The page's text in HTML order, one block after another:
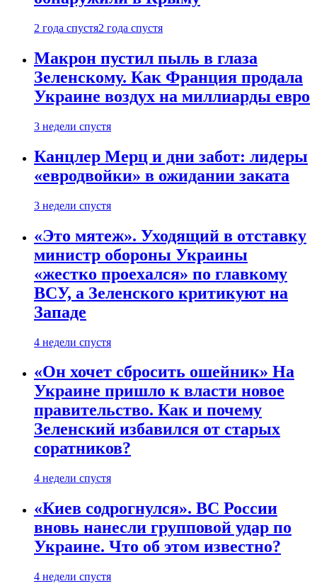
2 года спустя2 года спустя
Макрон пустил пыль в глаза
Зеленскому. Как Франция продала
Украине воздух на миллиарды евро
3 недели спустя
Канцлер Мерц и дни забот: лидеры
«евродвойки» в ожидании заката
3 недели спустя
«Это мятеж». Уходящий в отставку
министр обороны Украины
«жестко проехался» по главкому
ВСУ, а Зеленского критикуют на
Западе
4 недели спустя
«Он хочет сбросить ошейник» На
Украине пришло к власти новое
правительство. Как и почему
Зеленский избавился от старых
соратников?
4 недели спустя
«Киев содрогнулся». ВС России
вновь нанесли групповой удар по
Украине. Что об этом известно?
4 недели спустя